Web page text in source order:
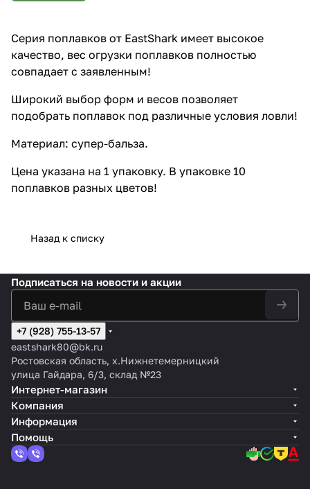
Cерия поплавков от EastShark имеет высокое
качество, вес огрузки поплавков полностью
совпадает с заявленным!
Широкий выбор форм и весов позволяет
подобрать поплавок под различные условия ловли!
Материал: супер-бальза.
Цена указана на 1 упаковку. В упаковке 10
поплавков разных цветов!
Назад к списку
Подписаться на новости и акции
+7 (928) 755-13-57
eastshark80@bk.ru
Ростовская область, х.Нижнетемерницкий
улица Гайдара, 6/3, склад №23
Интернет-магазин
Компания
Информация
Помощь